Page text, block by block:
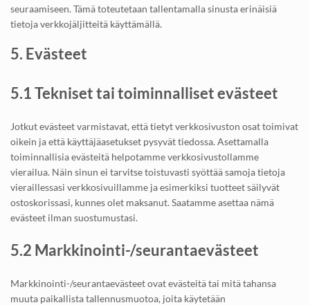
seuraamiseen. Tämä toteutetaan tallentamalla sinusta erinäisiä
tietoja verkkojäljitteitä käyttämällä.
5. Evästeet
5.1 Tekniset tai toiminnalliset evästeet
Jotkut evästeet varmistavat, että tietyt verkkosivuston osat toimivat
oikein ja että käyttäjäasetukset pysyvät tiedossa. Asettamalla
toiminnallisia evästeitä helpotamme verkkosivustollamme
vierailua. Näin sinun ei tarvitse toistuvasti syöttää samoja tietoja
vieraillessasi verkkosivuillamme ja esimerkiksi tuotteet säilyvät
ostoskorissasi, kunnes olet maksanut. Saatamme asettaa nämä
evästeet ilman suostumustasi.
5.2 Markkinointi-/seurantaevästeet
Markkinointi-/seurantaevästeet ovat evästeitä tai mitä tahansa
muuta paikallista tallennusmuotoa, joita käytetään